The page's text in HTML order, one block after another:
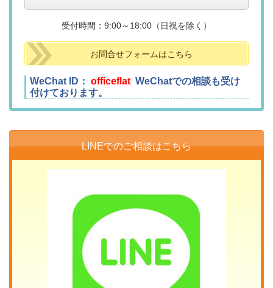
受付時間：9:00～18:00（日祝を除く）
お問合せフォームはこちら
WeChat ID： officeflat WeChatでの相談も受け
付けております。
LINEでのご相談はこちら